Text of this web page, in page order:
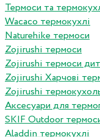
Термоси та
Wacaco термокухлі
Naturehike термоси
Zojirushi термоси
Zojirushi термоси
Zojirushi Харчові
Zojirushi
Аксесуари для
SKIF Outdoor
Aladdin термокухлі